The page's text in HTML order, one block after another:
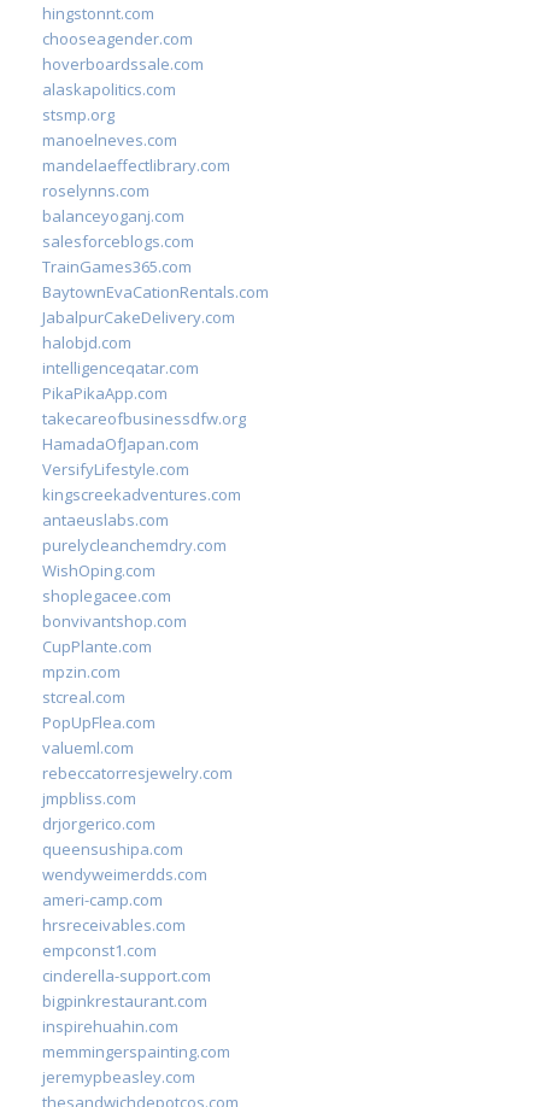
hingstonnt.com
chooseagender.com
hoverboardssale.com
alaskapolitics.com
stsmp.org
manoelneves.com
mandelaeffectlibrary.com
roselynns.com
balanceyoganj.com
salesforceblogs.com
TrainGames365.com
BaytownEvaCationRentals.com
JabalpurCakeDelivery.com
halobjd.com
intelligenceqatar.com
PikaPikaApp.com
takecareofbusinessdfw.org
HamadaOfJapan.com
VersifyLifestyle.com
kingscreekadventures.com
antaeuslabs.com
purelycleanchemdry.com
WishOping.com
shoplegacee.com
bonvivantshop.com
CupPlante.com
mpzin.com
stcreal.com
PopUpFlea.com
valueml.com
rebeccatorresjewelry.com
jmpbliss.com
drjorgerico.com
queensushipa.com
wendyweimerdds.com
ameri-camp.com
hrsreceivables.com
empconst1.com
cinderella-support.com
bigpinkrestaurant.com
inspirehuahin.com
memmingerspainting.com
jeremypbeasley.com
thesandwichdepotcos.com